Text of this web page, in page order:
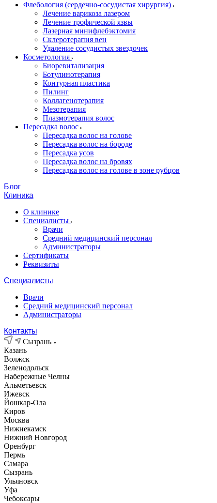
Флебология (сердечно-сосудистая хирургия)
Лечение варикоза лазером
Лечение трофической язвы
Лазерная минифлебэктомия
Cклеротерапия вен
Удаление сосудистых звездочек
Косметология
Биоревитализация
Ботулинотерапия
Контурная пластика
Пилинг
Коллагенотерапия
Мезотерапия
Плазмотерапия волос
Пересадка волос
Пересадка волос на голове
Пересадка волос на бороде
Пересадка усов
Пересадка волос на бровях
Пересадка волос на голове в зоне рубцов
Блог
Клиника
О клинике
Специалисты
Врачи
Средний медицинский персонал
Администраторы
Сертификаты
Реквизиты
Специалисты
Врачи
Средний медицинский персонал
Администраторы
Контакты
Сызрань
Казань
Волжск
Зеленодольск
Набережные Челны
Альметьевск
Ижевск
Йошкар-Ола
Киров
Москва
Нижнекамск
Нижний Новгород
Оренбург
Пермь
Самара
Сызрань
Ульяновск
Уфа
Чебоксары